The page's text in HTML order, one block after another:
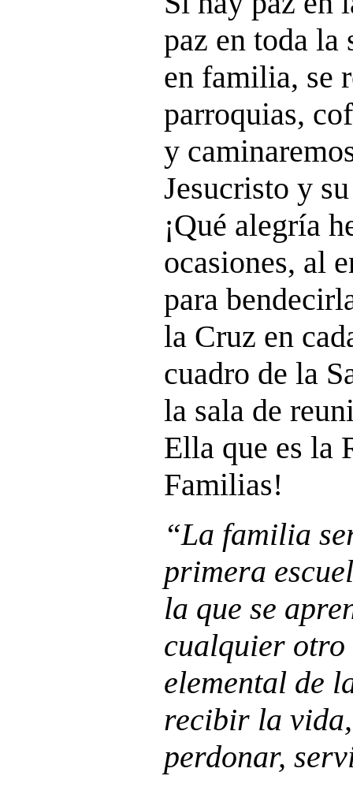
paz en toda la
en familia, se
parroquias,
y
Jesucristo y
¡Qué alegría
ocasiones, al
para
la Cruz en
cuadro de la
la sala de
Ella que es la
Familias!
“La familia
primera
la que se
cualquier
elemental de
recibir la
perdonar,